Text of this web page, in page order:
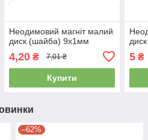
Неодимовий магніт малий
диск (шайба) 9х1мм
4,20₴ 7,01 ₴
Купити
5 ₴
–62%